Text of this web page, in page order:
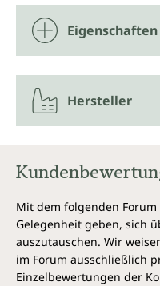
Eigenschaften
Hersteller
Mit dem folgenden
Gelegenheit geben, sich
auszutauschen. Wir
im Forum ausschließlich
Einzelbewertungen der